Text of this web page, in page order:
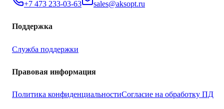
+7 473 233-03-63
sales@aksopt.ru
Поддержка
Служба поддержки
Правовая информация
Политика конфиденциальностиСогласие на обработку ПД